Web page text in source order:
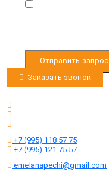
Отправить запрос
Заказать звонок
+7 (995) 118 57 75
+7 (995) 121 75 57
emelanapechi@gmail.com